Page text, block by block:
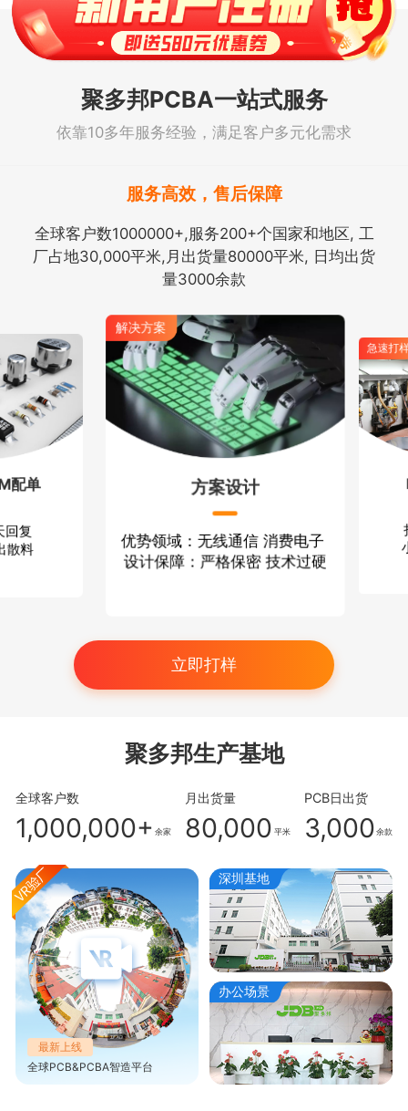
聚多邦PCBA一站式服务
依靠10多年服务经验，满足客户多元化需求
服务高效，售后保障
全球客户数1000000+,服务200+个国家和地区, 工
厂占地30,000平米,月出货量80000平米, 日均出货
量3000余款
单
复
料
解决方案
方案设计
优势领域：无线通信 消费电子
设计保障：严格保密 技术过硬
急速打样
立即打样
聚多邦生产基地
全球客户数
1,000,000+ 余家
月出货量
80,000 平米
PCB日出货
3,000 余款
最新上线
全球PCB&PCBA智造平台
深圳基地
办公场景